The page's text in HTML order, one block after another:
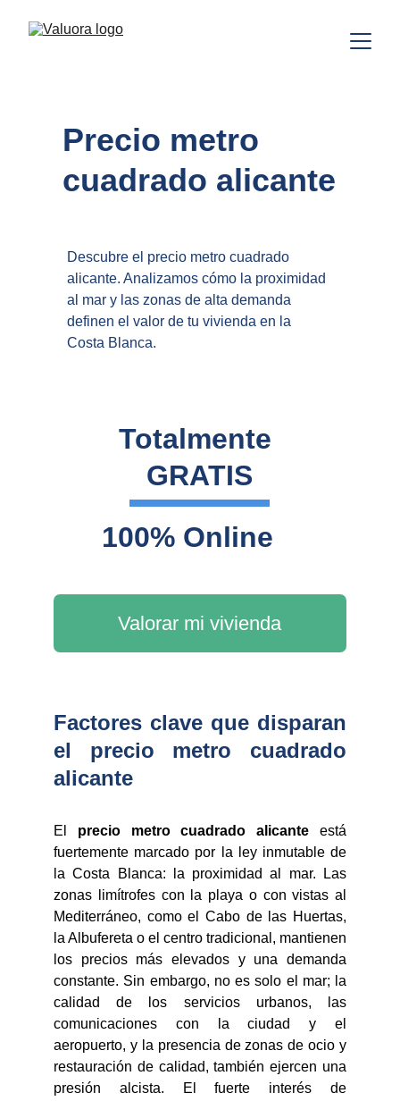
Precio metro
cuadrado alicante
Descubre el precio metro cuadrado
alicante. Analizamos cómo la proximidad
al mar y las zonas de alta demanda
definen el valor de tu vivienda en la
Costa Blanca.
Totalmente
GRATIS
Valorar mi vivienda
100% Online
Factores clave que disparan
el precio metro cuadrado
alicante
El precio metro cuadrado alicante está
fuertemente marcado por la ley inmutable de
la Costa Blanca: la proximidad al mar. Las
zonas limítrofes con la playa o con vistas al
Mediterráneo, como el Cabo de las Huertas,
la Albufereta o el centro tradicional, mantienen
los precios más elevados y una demanda
constante. Sin embargo, no es solo el mar; la
calidad de los servicios urbanos, las
comunicaciones con la ciudad y el
aeropuerto, y la presencia de zonas de ocio y
restauración de calidad, también ejercen una
presión alcista. El fuerte interés de